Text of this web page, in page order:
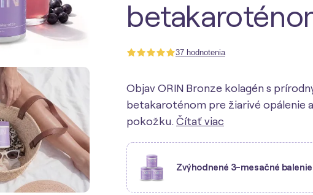
37 hodnotenia
Objav ORIN Bronze kolagén s
betakaroténom pre žiarivé opálenie
pokožku. Čítať viac
Zvýhodnené 3-mesačné balenie